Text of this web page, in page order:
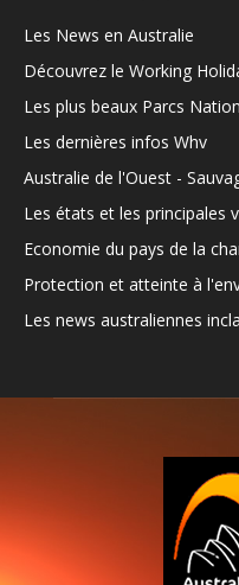
Les News en Australie
Découvrez le Working
Les plus beaux Parcs
Les dernières infos Whv
Australie de l'Ouest -
Les états et les principales
Economie du pays de la
Protection et atteinte à
Les news australiennes